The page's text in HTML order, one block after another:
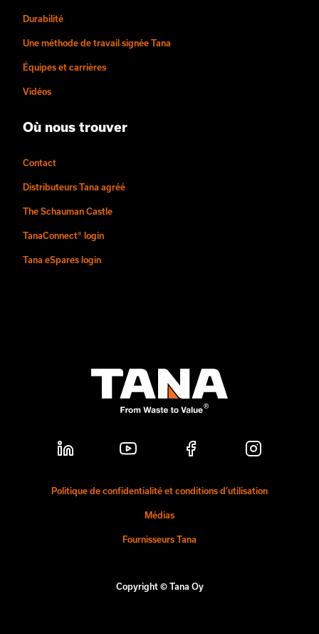
Durabilité
Une méthode de travail signée Tana
Équipes et carrières
Vidéos
Où nous trouver
Contact
Distributeurs Tana agréé
The Schauman Castle
TanaConnect® login
Tana eSpares login
Politique de confidentialité et conditions d’utilisation
Médias
Fournisseurs Tana
Copyright © Tana Oy